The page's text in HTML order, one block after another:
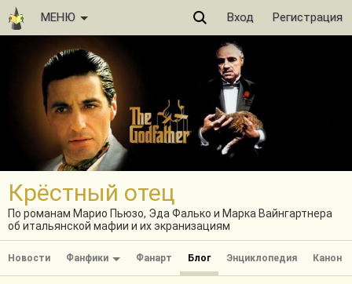
МЕНЮ Вход Регистрация
Крёстный отец
По романам Марио Пьюзо, Эда Фалько и Марка Вайнгартнера
об итальянской мафии и их экранизациям
Новости Фанфики Фанарт Блог Энциклопедия Канон